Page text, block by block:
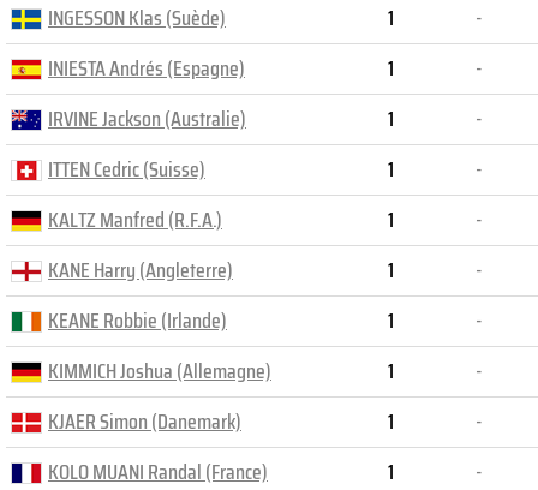
INGESSON Klas (Suède)
INIESTA Andrés (Espagne)
IRVINE Jackson (Australie)
ITTEN Cedric (Suisse)
KALTZ Manfred (R.F.A.)
KANE Harry (Angleterre)
KEANE Robbie (Irlande)
KIMMICH Joshua (Allemagne)
KJAER Simon (Danemark)
KOLO MUANI Randal (France)
1
-
1
-
1
-
1
-
1
-
1
-
1
-
1
-
1
-
1
-